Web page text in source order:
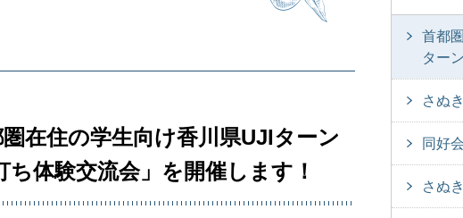
在住の学生向け香川県UJIターン
体験交流会」を開催します！
首都
ター
さぬ
同好
さぬ